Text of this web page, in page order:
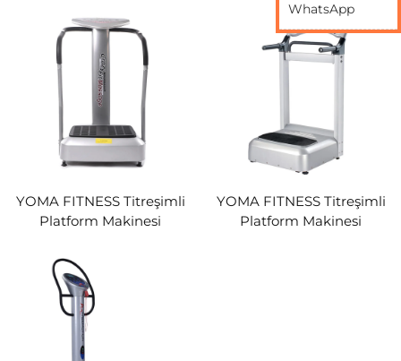
YOMA FITNESS Titreşimli
Platform Makinesi
YOMA FITNESS Titreşimli
Platform Makinesi
WhatsApp